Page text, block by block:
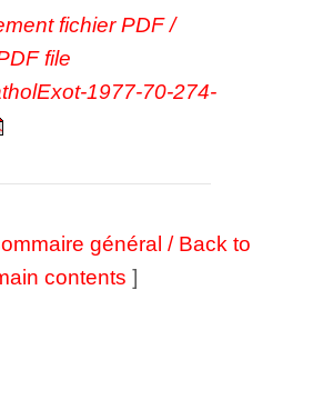
fichier PDF /
file
1977-70-274-
général / Back to
contents ]